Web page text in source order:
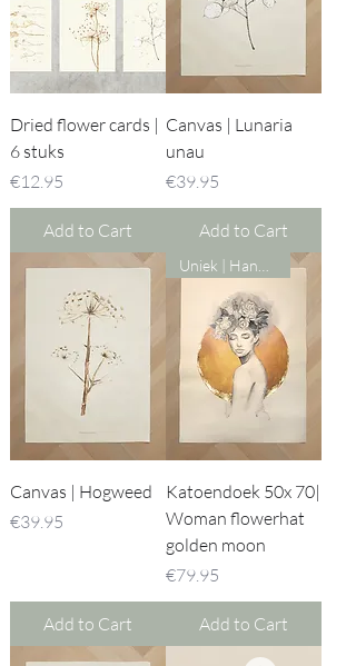
Dried flower cards |
6 stuks
Price
€12.95
Add to Cart
Canvas | Lunaria
unau
Price
€39.95
Add to Cart
Canvas | Hogweed
Price
€39.95
Add to Cart
Katoendoek 50x 70|
Woman flowerhat
golden moon
Price
€79.95
Add to Cart